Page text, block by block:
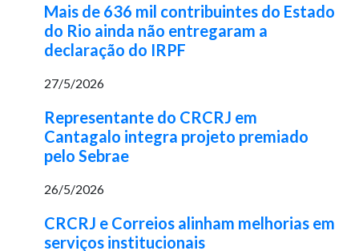
Mais de 636 mil contribuintes do Estado
do Rio ainda não entregaram a
declaração do IRPF
27/5/2026
Representante do CRCRJ em
Cantagalo integra projeto premiado
pelo Sebrae
26/5/2026
CRCRJ e Correios alinham melhorias em
serviços institucionais